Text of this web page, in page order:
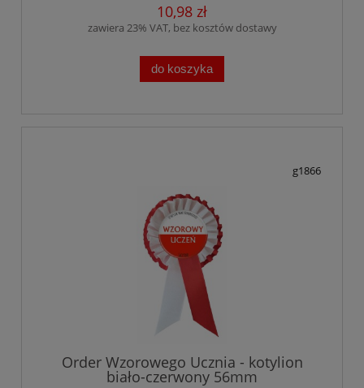
10,98 zł
zawiera 23% VAT, bez kosztów dostawy
do koszyka
g1866
Order Wzorowego Ucznia - kotylion
biało-czerwony 56mm